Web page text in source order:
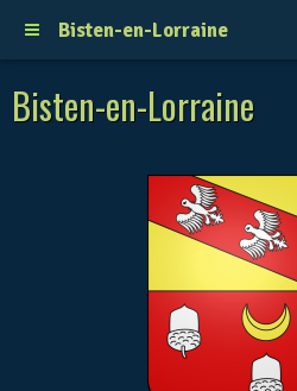
Bisten-en-Lorraine
Bisten-en-Lorraine